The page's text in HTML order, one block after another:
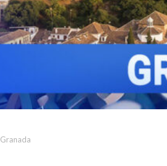
Granada